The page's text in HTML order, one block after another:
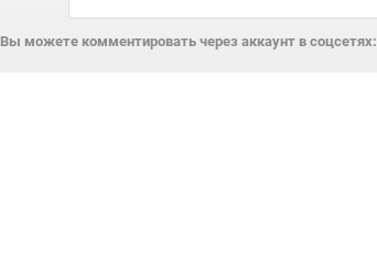
Вы можете комментировать через аккаунт в соцсетях: